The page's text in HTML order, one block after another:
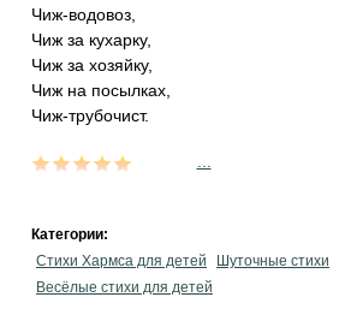
Чиж-водовоз,
Чиж за кухарку,
Чиж за хозяйку,
Чиж на посылках,
Чиж-трубочист.
Категории:
Стихи Хармса для детей
Шуточные стихи
Весёлые стихи для детей